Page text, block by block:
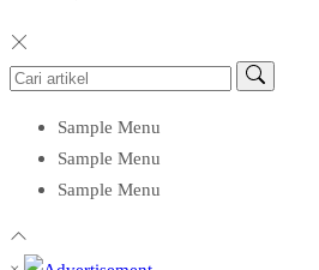
Sample Menu
Sample Menu
Sample Menu